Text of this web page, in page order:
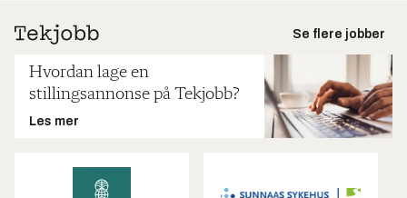
Se flere jobber
Hvordan lage en
stillingsannonse på Tekjobb?
Les mer